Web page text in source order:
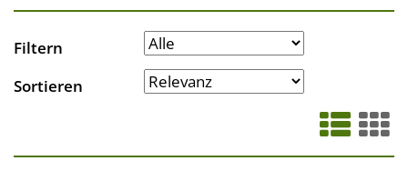
Filtern
Sortieren